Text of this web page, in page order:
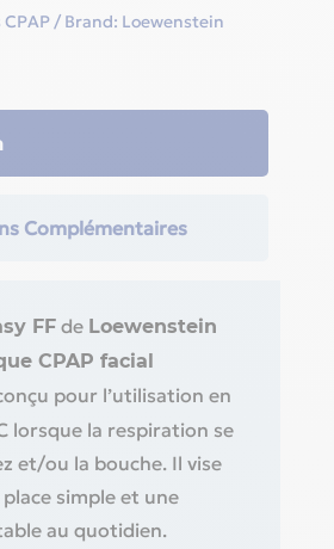
Brand: Loewenstein
Complémentaires
FFde Loewenstein
CPAP facial
pour l’utilisation en
lorsque la respiration se
et/ou la bouche. Il vise
simple et une
au quotidien.